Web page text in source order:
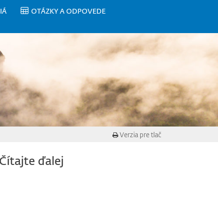
OTÁZKY A ODPOVEDE
Verzia pre tlač
ďalej